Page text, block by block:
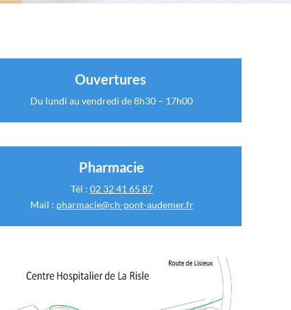
Ouvertures
Du lundi au vendredi de 8h30 – 17h00
Pharmacie
Tél : 02 32 41 65 87
Mail : pharmacie@ch-pont-audemer.fr